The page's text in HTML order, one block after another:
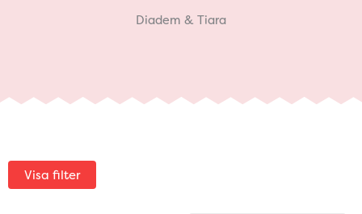
Diadem & Tiara
Visa filter